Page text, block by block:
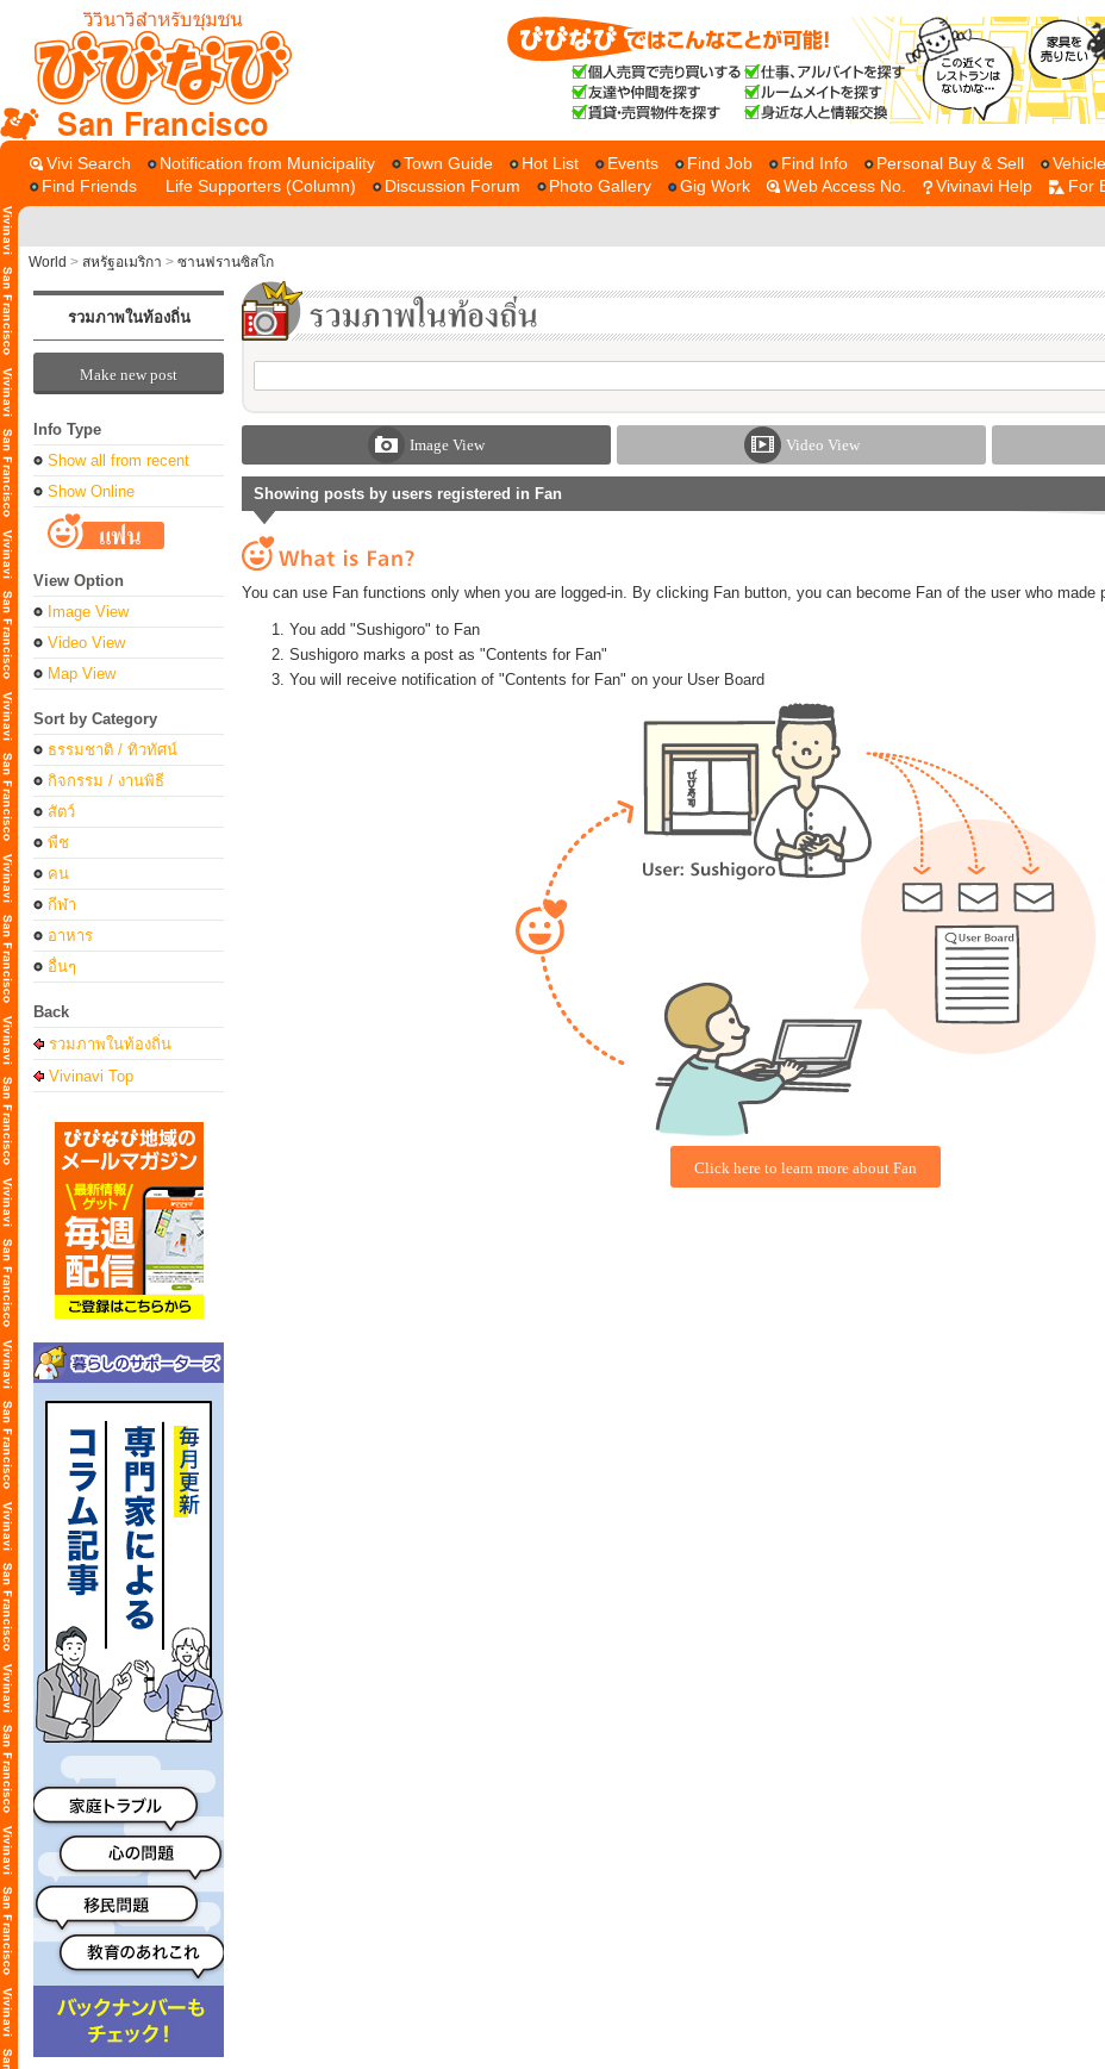
San Francisco
Vivi Search Notification from Municipality Town Guide Hot List Events Find Job Find Info Personal Buy & Sell
Find Friends
Life Supporters (Column) Discussion Forum Photo Gallery Gig Work Web Access No. Vivinavi Help For
World > สหรัฐอเมริกา > ซานฟรานซิสโก
รวมภาพในท้องถิ่น
Make new post
Info Type
Show all from recent
Show Online
View Option
Image View
Video View
Map View
Sort by Category
ธรรมชาติ / ทิวทัศน์
กิจกรรม / งานพิธี
สัตว์
พืช
คน
กีฬา
อาหาร
อื่นๆ
Back
รวมภาพในท้องถิ่น
Vivinavi Top
Image View Video View
Showing posts by users registered in Fan
You can use Fan functions only when you are logged-in. By clicking Fan button, you can become Fan of the user who made
You add "Sushigoro" to Fan
Sushigoro marks a post as "Contents for Fan"
You will receive notification of "Contents for Fan" on your User Board
Click here to learn more about Fan